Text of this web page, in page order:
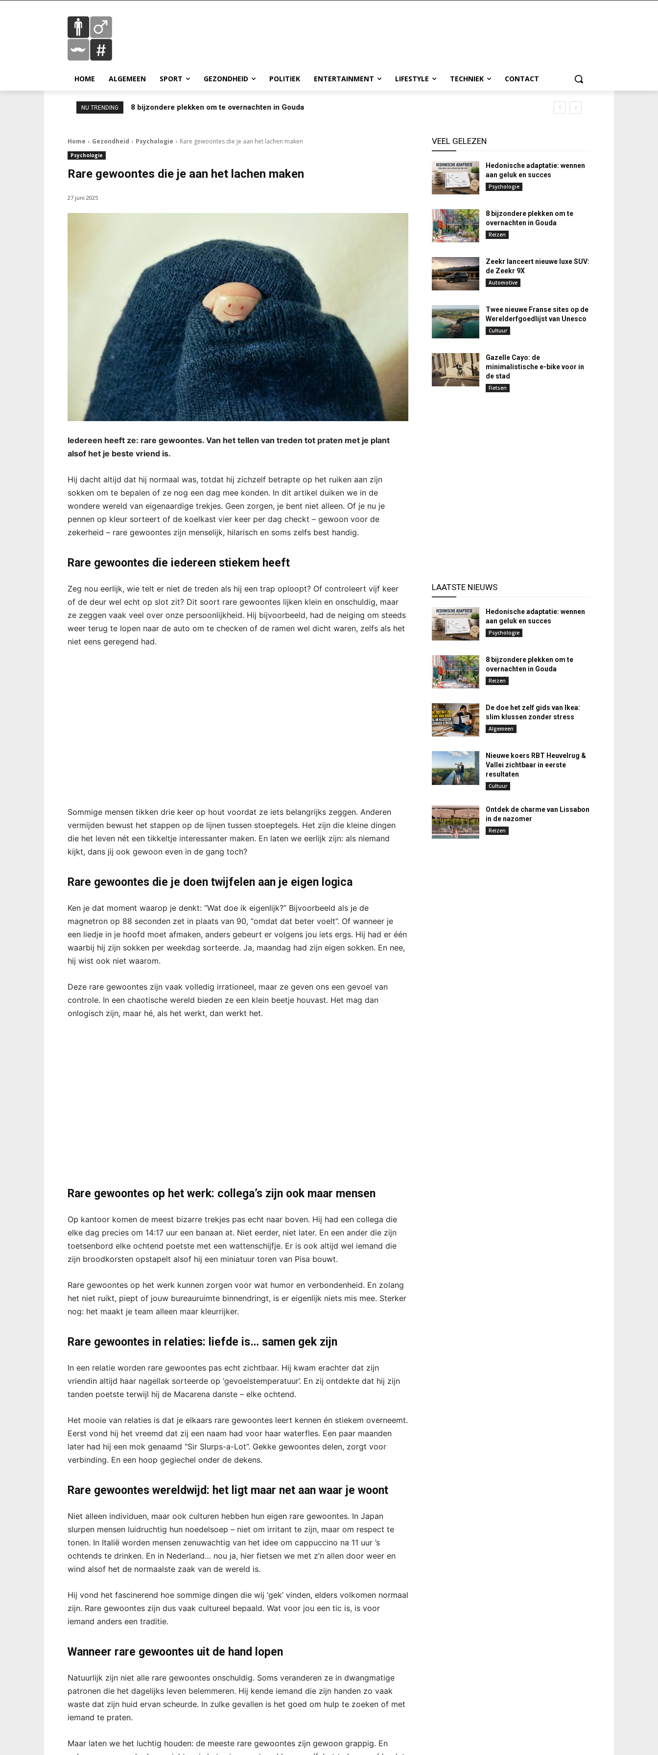
HOME ALGEMEEN SPORT GEZONDHEID POLITIEK ENTERTAINMENT LIFESTYLE TECHNIEK CONTACT
NU TRENDING 8 bijzondere plekken om te overnachten in Gouda
Home Gezondheid Psychologie Rare gewoontes die je aan het lachen maken
Psychologie
Rare gewoontes die je aan het lachen maken
27 juni 2025
Iedereen heeft ze: rare gewoontes. Van het tellen van treden tot praten met je plant
alsof het je beste vriend is.
Hij dacht altijd dat hij normaal was, totdat hij zichzelf betrapte op het ruiken aan zijn
sokken om te bepalen of ze nog een dag mee konden. In dit artikel duiken we in de
wondere wereld van eigenaardige trekjes. Geen zorgen, je bent niet alleen. Of je nu je
pennen op kleur sorteert of de koelkast vier keer per dag checkt – gewoon voor de
zekerheid – rare gewoontes zijn menselijk, hilarisch en soms zelfs best handig.
Rare gewoontes die iedereen stiekem heeft
Zeg nou eerlijk, wie telt er niet de treden als hij een trap oploopt? Of controleert vijf keer
of de deur wel echt op slot zit? Dit soort rare gewoontes lijken klein en onschuldig, maar
ze zeggen vaak veel over onze persoonlijkheid. Hij bijvoorbeeld, had de neiging om steeds
weer terug te lopen naar de auto om te checken of de ramen wel dicht waren, zelfs als het
niet eens geregend had.
Sommige mensen tikken drie keer op hout voordat ze iets belangrijks zeggen. Anderen
vermijden bewust het stappen op de lijnen tussen stoeptegels. Het zijn die kleine dingen
die het leven nét een tikkeltje interessanter maken. En laten we eerlijk zijn: als niemand
kijkt, dans jij ook gewoon even in de gang toch?
Rare gewoontes die je doen twijfelen aan je eigen logica
Ken je dat moment waarop je denkt: “Wat doe ik eigenlijk?” Bijvoorbeeld als je de
magnetron op 88 seconden zet in plaats van 90, “omdat dat beter voelt”. Of wanneer je
een liedje in je hoofd moet afmaken, anders gebeurt er volgens jou iets ergs. Hij had er één
waarbij hij zijn sokken per weekdag sorteerde. Ja, maandag had zijn eigen sokken. En nee,
hij wist ook niet waarom.
Deze rare gewoontes zijn vaak volledig irrationeel, maar ze geven ons een gevoel van
controle. In een chaotische wereld bieden ze een klein beetje houvast. Het mag dan
onlogisch zijn, maar hé, als het werkt, dan werkt het.
Rare gewoontes op het werk: collega’s zijn ook maar mensen
Op kantoor komen de meest bizarre trekjes pas echt naar boven. Hij had een collega die
elke dag precies om 14:17 uur een banaan at. Niet eerder, niet later. En een ander die zijn
toetsenbord elke ochtend poetste met een wattenschijfje. Er is ook altijd wel iemand die
zijn broodkorsten opstapelt alsof hij een miniatuur toren van Pisa bouwt.
Rare gewoontes op het werk kunnen zorgen voor wat humor en verbondenheid. En zolang
het niet ruikt, piept of jouw bureauruimte binnendringt, is er eigenlijk niets mis mee. Sterker
nog: het maakt je team alleen maar kleurrijker.
Rare gewoontes in relaties: liefde is… samen gek zijn
In een relatie worden rare gewoontes pas echt zichtbaar. Hij kwam erachter dat zijn
vriendin altijd haar nagellak sorteerde op ‘gevoelstemperatuur’. En zij ontdekte dat hij zijn
tanden poetste terwijl hij de Macarena danste – elke ochtend.
Het mooie van relaties is dat je elkaars rare gewoontes leert kennen én stiekem overneemt.
Eerst vond hij het vreemd dat zij een naam had voor haar waterfles. Een paar maanden
later had hij een mok genaamd “Sir Slurps-a-Lot”. Gekke gewoontes delen, zorgt voor
verbinding. En een hoop gegiechel onder de dekens.
Rare gewoontes wereldwijd: het ligt maar net aan waar je woont
Niet alleen individuen, maar ook culturen hebben hun eigen rare gewoontes. In Japan
slurpen mensen luidruchtig hun noedelsoep – niet om irritant te zijn, maar om respect te
tonen. In Italië worden mensen zenuwachtig van het idee om cappuccino na 11 uur ’s
ochtends te drinken. En in Nederland… nou ja, hier fietsen we met z’n allen door weer en
wind alsof het de normaalste zaak van de wereld is.
Hij vond het fascinerend hoe sommige dingen die wij ‘gek’ vinden, elders volkomen normaal
zijn. Rare gewoontes zijn dus vaak cultureel bepaald. Wat voor jou een tic is, is voor
iemand anders een traditie.
Wanneer rare gewoontes uit de hand lopen
Natuurlijk zijn niet alle rare gewoontes onschuldig. Soms veranderen ze in dwangmatige
patronen die het dagelijks leven belemmeren. Hij kende iemand die zijn handen zo vaak
waste dat zijn huid ervan scheurde. In zulke gevallen is het goed om hulp te zoeken of met
iemand te praten.
Maar laten we het luchtig houden: de meeste rare gewoontes zijn gewoon grappig. En
VEEL GELEZEN
Hedonische adaptatie: wennen
aan geluk en succes
Psychologie
8 bijzondere plekken om te
overnachten in Gouda
Reizen
Zeekr lanceert nieuwe luxe SUV:
de Zeekr 9X
Automotive
Twee nieuwe Franse sites op de
Werelderfgoedlijst van Unesco
Cultuur
Gazelle Cayo: de
minimalistische e-bike voor in
de stad
Fietsen
LAATSTE NIEUWS
Hedonische adaptatie: wennen
aan geluk en succes
Psychologie
8 bijzondere plekken om te
overnachten in Gouda
Reizen
De doe het zelf gids van Ikea:
slim klussen zonder stress
Algemeen
Nieuwe koers RBT Heuvelrug &
Vallei zichtbaar in eerste
resultaten
Cultuur
Ontdek de charme van Lissabon
in de nazomer
Reizen